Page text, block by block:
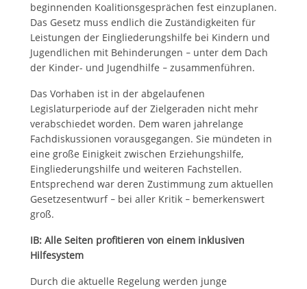
beginnenden Koalitionsgesprächen fest einzuplanen.
Das Gesetz muss endlich die Zuständigkeiten für
Leistungen der Eingliederungshilfe bei Kindern und
Jugendlichen mit Behinderungen –unter dem Dach
der Kinder- und Jugendhilfe –zusammenführen.
Das Vorhaben ist in der abgelaufenen
Legislaturperiode auf der Zielgeraden nicht mehr
verabschiedet worden. Dem waren jahrelange
Fachdiskussionen vorausgegangen. Sie mündeten in
eine große Einigkeit zwischen Erziehungshilfe,
Eingliederungshilfe und weiteren Fachstellen.
Entsprechend war deren Zustimmung zum aktuellen
Gesetzesentwurf –bei aller Kritik –bemerkenswert
groß.
IB: Alle Seiten profitieren von einem inklusiven
Hilfesystem
Durch die aktuelle Regelung werden junge